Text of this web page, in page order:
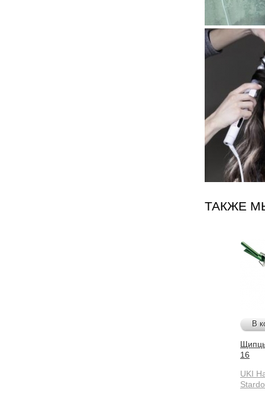
ТАКЖЕ
В
16
UKI